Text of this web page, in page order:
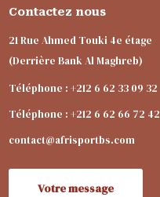
Contactez nous
21 Rue Ahmed Touki 4e étage
(Derrière Bank Al Maghreb)
Téléphone : +212 6 62 33 09 32
Téléphone : +212 6 62 66 72 42
contact@afrisportbs.com
Votre message